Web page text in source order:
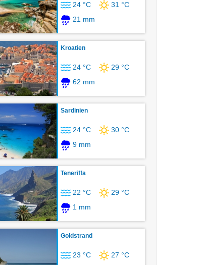
24 °C
31 °C
21 mm
Kroatien
24 °C
29 °C
62 mm
Sardinien
24 °C
30 °C
9 mm
Teneriffa
22 °C
29 °C
1 mm
Goldstrand
23 °C
27 °C